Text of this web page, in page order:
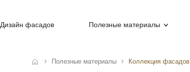
Дизайн фасадов Полезные материалы
Полезные материалы Коллекция фасадов